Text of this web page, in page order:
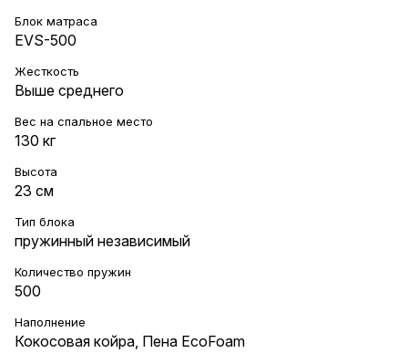
Блок матраса
EVS-500
Жесткость
Выше среднего
Вес на cпальное место
130 кг
Высота
23 см
Тип блока
пружинный независимый
Количество пружин
500
Наполнение
Кокосовая койра Пена EcoFoam